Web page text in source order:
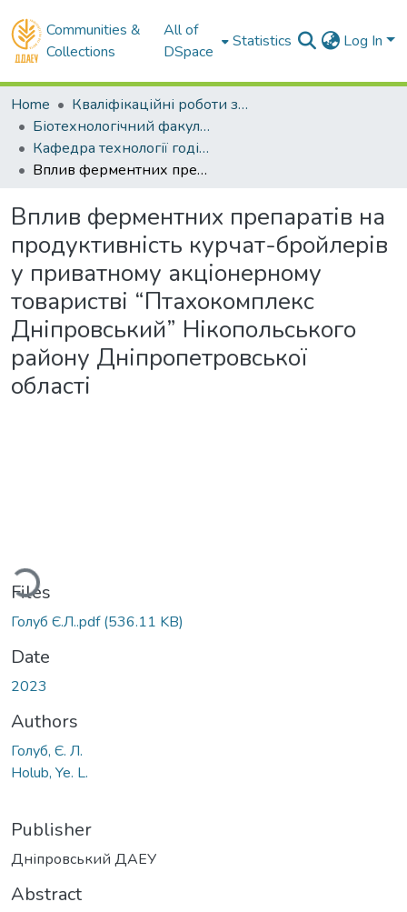
Communities &
Collections
All of
DSpace
Statistics Log In
Home
Кваліфікаційні роботи здобувачів вищої освіти
Біотехнологічний факультет
Кафедра технології годівлі і розведення тварин. Магістри
Вплив ферментних препаратів на продуктивність курчат-бройлерів у приватному акціонерному товаристві “Птахокомплекс Дніпровський” Нікопольського району Дніпропетровської області
Вплив ферментних препаратів на
продуктивність курчат-бройлерів
у приватному акціонерному
товаристві “Птахокомплекс
Дніпровський” Нікопольського
району Дніпропетровської
області
Loading...
Files
Голуб Є.Л..pdf(536.11 KB)
Date
2023
Authors
Голуб, Є. Л.
Holub, Ye. L.
Publisher
Дніпровський ДАЕУ
Abstract